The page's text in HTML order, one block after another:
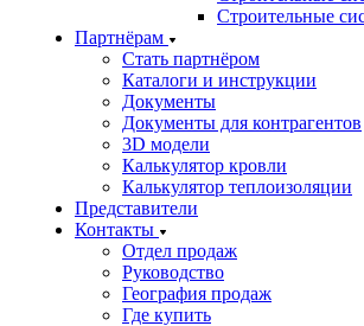
Строительные
Партнёрам
Стать партнёром
Каталоги и инструкции
Документы
Документы для контрагентов
3D модели
Калькулятор кровли
Калькулятор теплоизоляции
Представители
Контакты
Отдел продаж
Руководство
География продаж
Где купить